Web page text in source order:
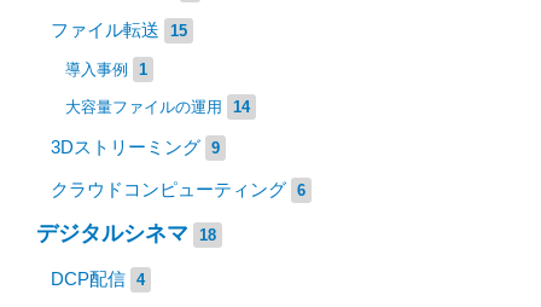
ファイル転送 15
導入事例 1
大容量ファイルの運用 14
3Dストリーミング 9
クラウドコンピューティング 6
デジタルシネマ 18
DCP配信 4